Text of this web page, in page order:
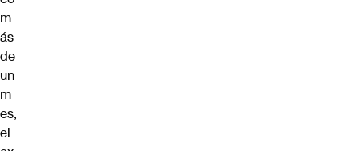
m
ás
de
un
m
es,
el